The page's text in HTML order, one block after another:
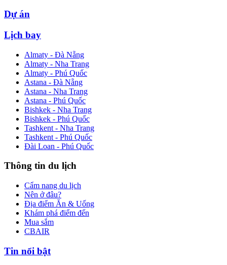
Dự án
Lịch bay
Almaty - Đà Nẵng
Almaty - Nha Trang
Almaty - Phú Quốc
Astana - Đà Nẵng
Astana - Nha Trang
Astana - Phú Quốc
Bishkek - Nha Trang
Bishkek - Phú Quốc
Tashkent - Nha Trang
Tashkent - Phú Quốc
Đài Loan - Phú Quốc
Thông tin du lịch
Cẩm nang du lịch
Nên ở đâu?
Địa điểm Ăn & Uống
Khám phá điểm đến
Mua sắm
CBAIR
Tin nổi bật